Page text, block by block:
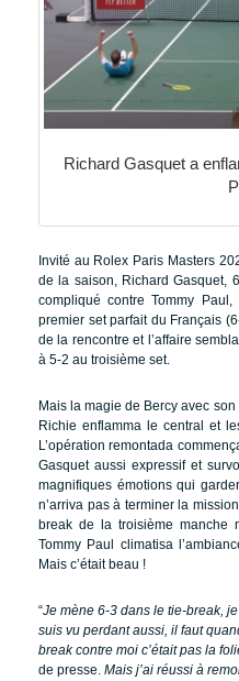
Richard Gasquet a
Invité au Rolex Paris Masters
de la saison, Richard Gasquet,
compliqué contre Tommy
premier set parfait du Français
de la rencontre et l’affaire
à 5-2 au troisième set.
Mais la magie de Bercy avec
Richie enflamma le central et
L’opération remontada
Gasquet aussi expressif et
magnifiques émotions qui
n’arriva pas à terminer la
break de la troisième manche
Tommy Paul climatisa
Mais c’était beau !
“Je mène 6-3 dans le tie-break,
suis vu perdant aussi, il faut
break contre moi c’était pas la
de presse. Mais j’ai réussi à